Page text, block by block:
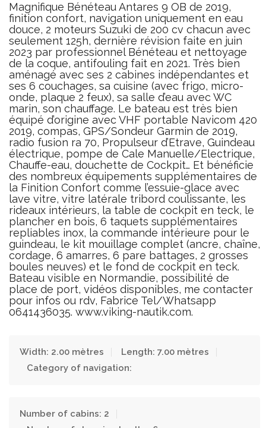
Magnifique Bénéteau Antares 9 OB de 2019,
finition confort, navigation uniquement en eau
douce, 2 moteurs Suzuki de 200 cv chacun avec
seulement 125h, dernière révision faite en juin
2023 par professionnel Bénéteau et nettoyage
de la coque, antifouling fait en 2021. Très bien
aménagé avec ses 2 cabines indépendantes et
ses 6 couchages, sa cuisine (avec frigo, micro-
onde, plaque 2 feux), sa salle d’eau avec WC
marin, son chauffage. Le bateau est très bien
équipé d’origine avec VHF portable Navicom 420
2019, compas, GPS/Sondeur Garmin de 2019,
radio fusion ra 70, Propulseur d’Etrave, Guindeau
électrique, pompe de Cale Manuelle/Electrique,
Chauffe-eau, douchette de Cockpit… Et bénéficie
des nombreux équipements supplémentaires de
la Finition Confort comme l’essuie-glace avec
lave vitre, vitre latérale tribord coulissante, les
rideaux intérieurs, la table de cockpit en teck, le
plancher en bois, 6 taquets supplémentaires
repliables inox, la commande intérieure pour le
guindeau, le kit mouillage complet (ancre, chaîne,
cordage, 6 amarres, 6 pare battages, 2 grosses
boules neuves) et le fond de cockpit en teck.
Bateau visible en Normandie, possibilité de
place de port, vidéos disponibles, me contacter
pour infos ou rdv, Fabrice Tel/Whatsapp
0641436035. www.viking-nautik.com.
Width: 2.00 mètres
Length: 7.00 mètres
Category of navigation:
Number of cabins: 2